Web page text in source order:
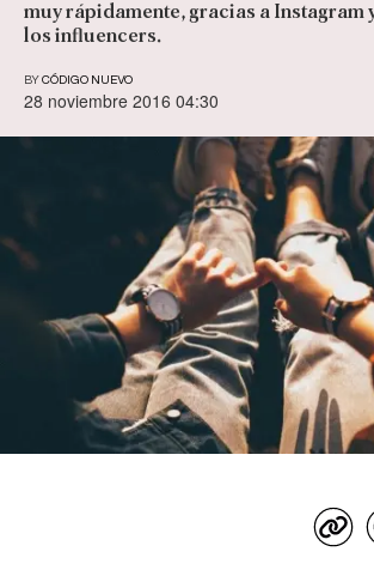
muy rápidamente, gracias a Instagram
los influencers.
BY CÓDIGO NUEVO
28 noviembre 2016 04:30